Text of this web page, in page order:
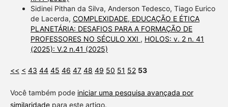
Sidinei Pithan da Silva, Anderson Tedesco, Tiago Eurico
de Lacerda, COMPLEXIDADE, EDUCAÇÃO E ÉTICA
PLANETÁRIA: DESAFIOS PARA A FORMAÇÃO DE
PROFESSORES NO SÉCULO XXI , HOLOS: v. 2 n. 41
(2025): V.2 n.41 (2025)
<< < 43 44 45 46 47 48 49 50 51 52 53
Você também pode iniciar uma pesquisa avançada por
similaridadepara este artigo.